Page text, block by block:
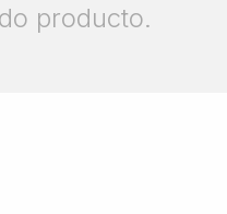
producto.